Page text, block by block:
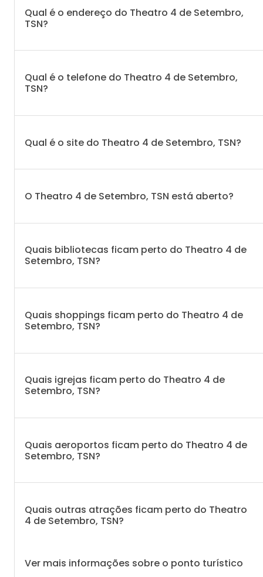
Qual é o endereço do Theatro 4 de Setembro,
TSN?
Qual é o telefone do Theatro 4 de Setembro,
TSN?
Qual é o site do Theatro 4 de Setembro, TSN?
O Theatro 4 de Setembro, TSN está aberto?
Quais bibliotecas ficam perto do Theatro 4 de
Setembro, TSN?
Quais shoppings ficam perto do Theatro 4 de
Setembro, TSN?
Quais igrejas ficam perto do Theatro 4 de
Setembro, TSN?
Quais aeroportos ficam perto do Theatro 4 de
Setembro, TSN?
Quais outras atrações ficam perto do Theatro
4 de Setembro, TSN?
Ver mais informações sobre o ponto turístico